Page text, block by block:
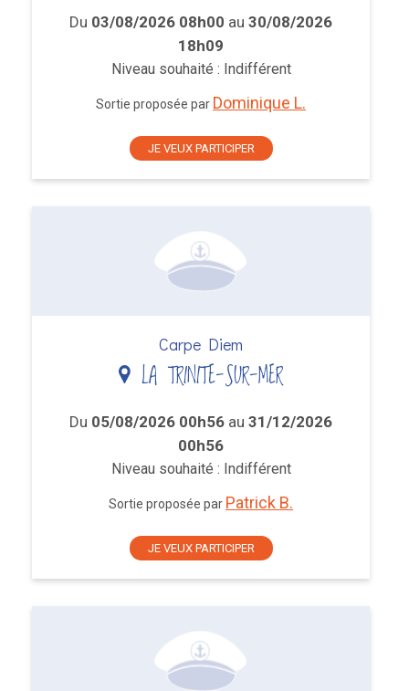
Du 03/08/2026 08h00 au 30/08/2026
18h09
Niveau souhaité : Indifférent
Sortie proposée par Dominique L.
JE VEUX PARTICIPER
Carpe Diem
LA TRINITE-SUR-MER
Du 05/08/2026 00h56 au 31/12/2026
00h56
Niveau souhaité : Indifférent
Sortie proposée par Patrick B.
JE VEUX PARTICIPER